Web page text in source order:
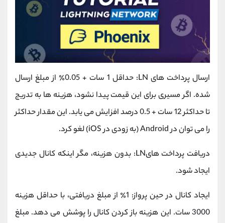
ارسال پرداخت های LN: حداقل 1 سات + 0.05٪ از مبلغ ارسال
شده. اگر مسیری برای این قیمت پیدا نشود، هزینه ها به تدریج
تا حداکثر 12 سات + 0.5 درصد افزایش می یابد. این مقدار حداکثر
را می توان در Android (به زودی در iOS) لغو کرد.
دریافت پرداخت هایLN: بدون هزینه، مگر اینکه کانال جدیدی
ایجاد شود.
ایجاد کانال در حین پرواز: 1٪ از مبلغ دریافتی، با حداقل هزینه
3000 سات. این هزینه باز کردن کانال را پوشش می دهد. مبلغ